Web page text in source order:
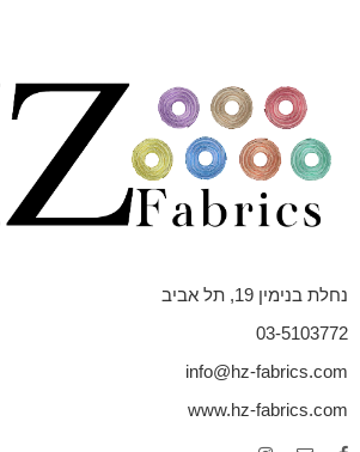
נחלת בנימין 19, תל אביב
03-5103772
info@hz-fabrics.com
www.hz-fabrics.com